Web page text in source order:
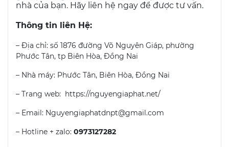
nhà của bạn. Hãy liên hệ ngay để được tư vấn.
Thông tin liên Hệ:
– Địa chỉ: số 1876 đường Võ Nguyên Giáp, phường
Phước Tân, tp Biên Hòa, Đồng Nai
– Nhà máy: Phước Tân, Biên Hòa, Đồng Nai
– Trang web: https://nguyengiaphat.net/
– Email: Nguyengiaphatdnpt@gmail.com
– Hotline + zalo: 0973127282